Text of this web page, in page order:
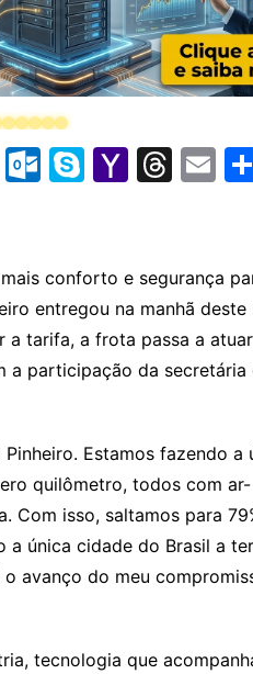
M
s
O
o
k.
c
o
S
p
e
Y
o
o
M
ai
T
a
d
s
E
l
conforto e segurança
entregou na manhã deste
a tarifa, a frota passa a
a participação da secretária
Estamos fazendo a
quilômetro, todos com ar-
Com isso, saltamos para
única cidade do Brasil a
avanço do meu
tecnologia que